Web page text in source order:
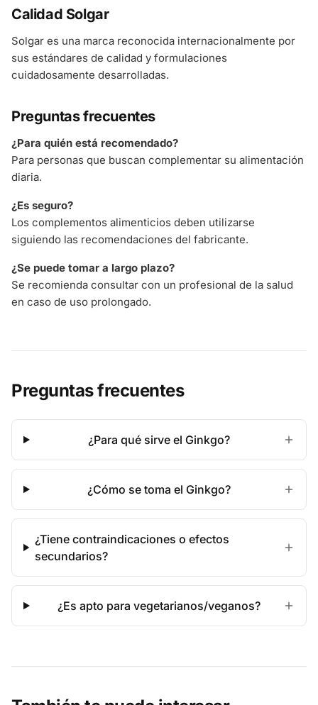
Calidad Solgar
Solgar es una marca reconocida internacionalmente por
sus estándares de calidad y formulaciones
cuidadosamente desarrolladas.
Preguntas frecuentes
¿Para quién está recomendado?
Para personas que buscan complementar su alimentación
diaria.
¿Es seguro?
Los complementos alimenticios deben utilizarse
siguiendo las recomendaciones del fabricante.
¿Se puede tomar a largo plazo?
Se recomienda consultar con un profesional de la salud
en caso de uso prolongado.
Preguntas frecuentes
¿Para qué sirve el Ginkgo?
¿Cómo se toma el Ginkgo?
¿Tiene contraindicaciones o efectos
secundarios?
¿Es apto para vegetarianos/veganos?